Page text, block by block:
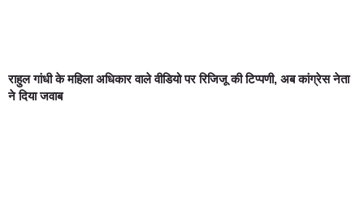
राहुल गांधी के महिला अधिकार वाले वीडियो पर रिजिजू की टिप्पणी, अब कांग्रेस नेता
ने दिया जवाब